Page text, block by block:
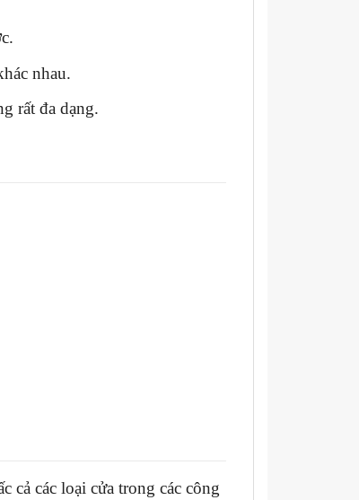
nhau.
rất đa dạng.
cả các loại cửa trong các công